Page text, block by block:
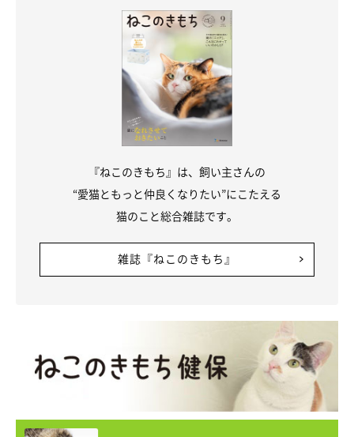
『ねこのきもち』は、飼い主さんの
“愛猫ともっと仲良くなりたい”にこたえる
猫のこと総合雑誌です。
雑誌『ねこのきもち』